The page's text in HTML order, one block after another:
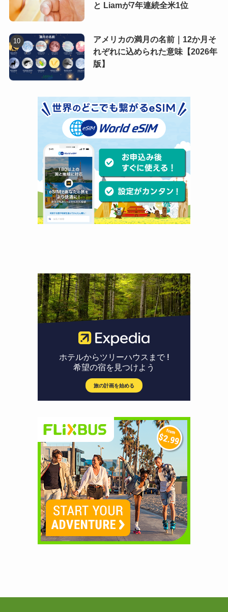
と Liamが7年連続全米1位
アメリカの満月の名前｜12か月そ
れぞれに込められた意味【2026年
版】